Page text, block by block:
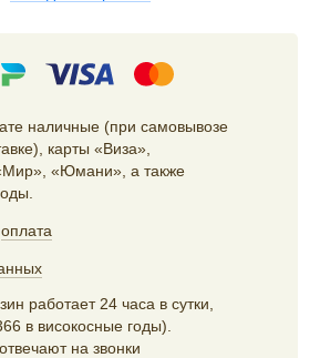
наличные (при самовывозе
карты «Виза»,
«Юмани», а также
оплата
работает 24 часа в сутки,
в високосные годы).
на звонки